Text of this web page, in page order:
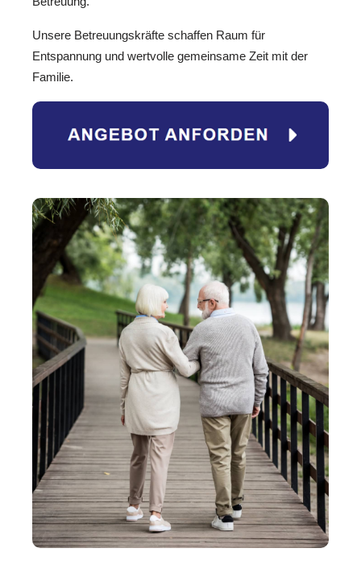
Unsere Betreuungskräfte schaffen Raum für
Entspannung und wertvolle gemeinsame Zeit mit der
Familie.